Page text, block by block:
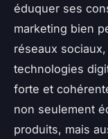
éduquer ses
marketing bien
réseaux
technologies
forte et
non seulement
produits, mais